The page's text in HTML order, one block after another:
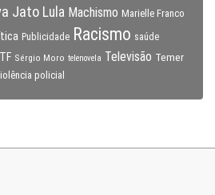
Jato Lula Machismo Marielle Franco
Publicidade Racismo saúde
Sérgio Moro telenovela Televisão Temer
policial